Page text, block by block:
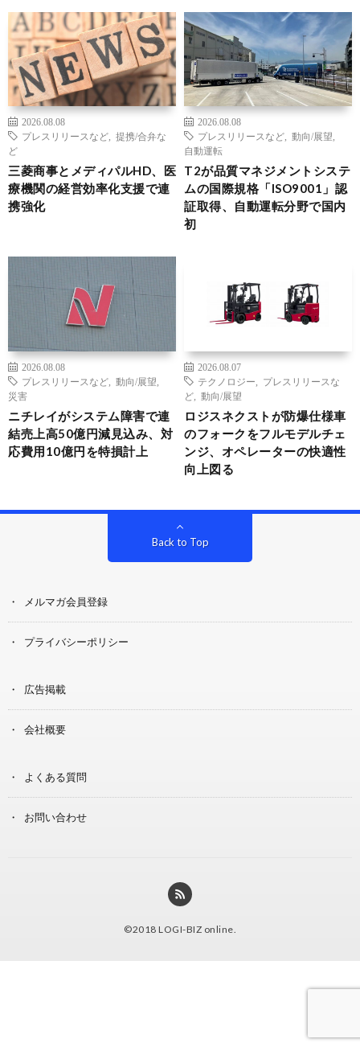
2026.08.08
プレスリリースなど
提携/合弁な
ど
三菱商事とメディパルHD、医
療機関の経営効率化支援で連
携強化
2026.08.08
プレスリリースなど
動向/展望
自動運転
T2が品質マネジメントシステ
ムの国際規格「ISO9001」認
証取得、自動運転分野で国内
初
2026.08.08
プレスリリースなど
動向/展望
災害
ニチレイがシステム障害で連
結売上高50億円減見込み、対
応費用10億円を特損計上
2026.08.07
テクノロジー
プレスリリースな
ど
動向/展望
ロジスネクストが防爆仕様車
のフォークをフルモデルチェ
ンジ、オペレーターの快適性
向上図る
Back to Top
メルマガ会員登録
プライバシーポリシー
広告掲載
会社概要
よくある質問
お問い合わせ
©2018 LOGI-BIZ online